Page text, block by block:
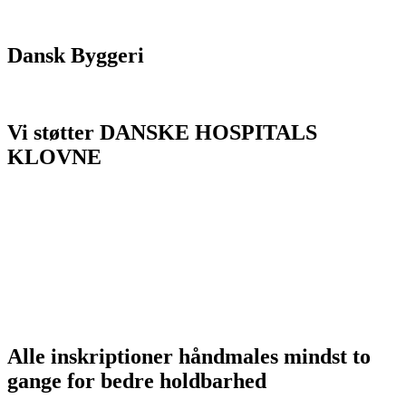
Dansk Byggeri
Vi støtter DANSKE HOSPITALS
KLOVNE
Alle inskriptioner håndmales mindst to
gange for bedre holdbarhed